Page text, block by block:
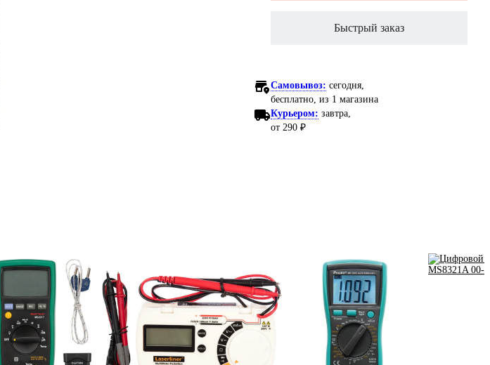
Быстрый заказ
Самовывоз: сегодня,
бесплатно , из 1 магазина
Курьером: завтра,
от 290 ₽